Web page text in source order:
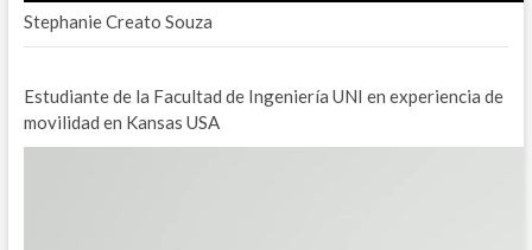
Stephanie Creato Souza
Estudiante de la Facultad de Ingeniería UNI en experiencia de
movilidad en Kansas USA